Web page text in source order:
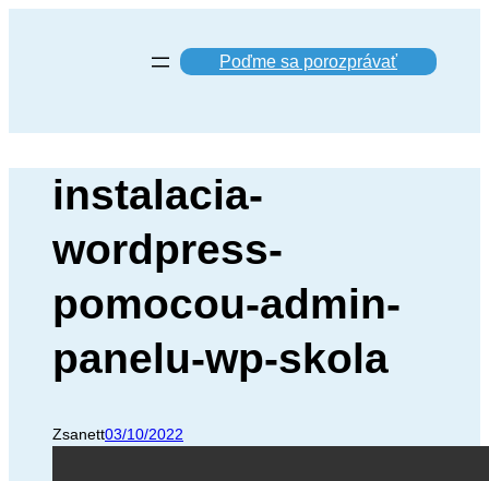
Poďme sa porozprávať
instalacia-
wordpress-
pomocou-admin-
panelu-wp-skola
Zsanett03/10/2022